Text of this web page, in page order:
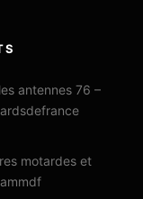
antennes 76 –
motardes et